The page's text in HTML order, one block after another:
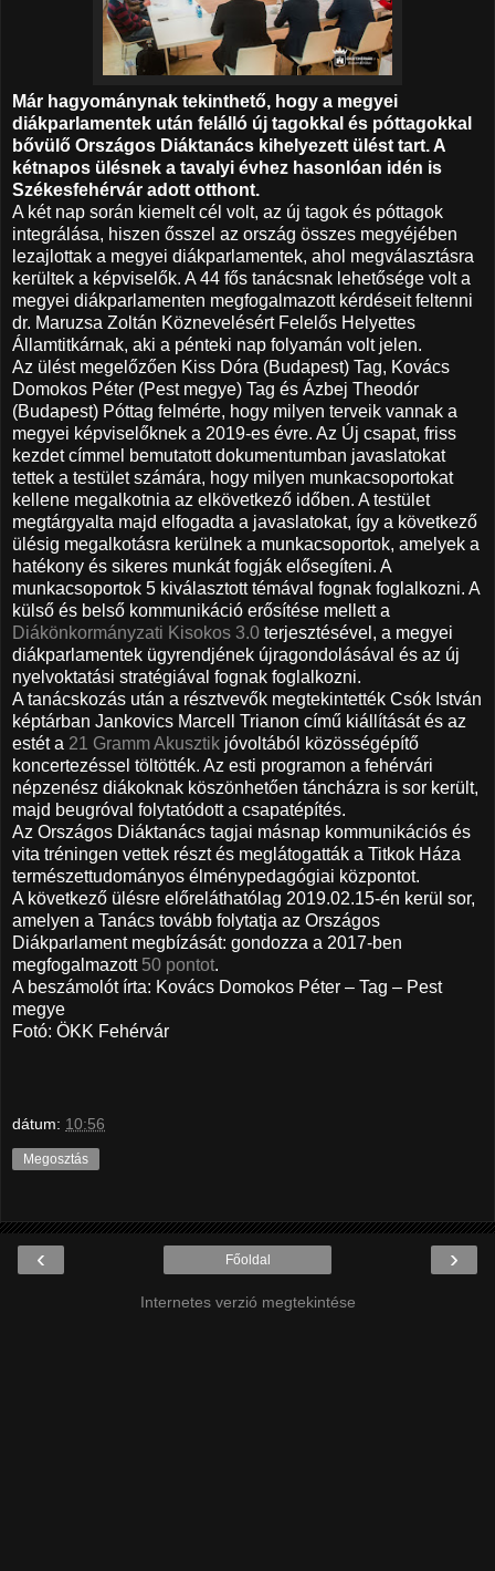
Már hagyománynak tekinthető, hogy a megyei
diákparlamentek után felálló új tagokkal és póttagokkal
bővülő Országos Diáktanács kihelyezett ülést tart. A
kétnapos ülésnek a tavalyi évhez hasonlóan idén is
Székesfehérvár adott otthont.
A két nap során kiemelt cél volt, az új tagok és póttagok
integrálása, hiszen ősszel az ország összes megyéjében
lezajlottak a megyei diákparlamentek, ahol megválasztásra
kerültek a képviselők. A 44 fős tanácsnak lehetősége volt a
megyei diákparlamenten megfogalmazott kérdéseit feltenni
dr. Maruzsa Zoltán Köznevelésért Felelős Helyettes
Államtitkárnak, aki a pénteki nap folyamán volt jelen.
Az ülést megelőzően Kiss Dóra (Budapest) Tag, Kovács
Domokos Péter (Pest megye) Tag és Ázbej Theodór
(Budapest) Póttag felmérte, hogy milyen terveik vannak a
megyei képviselőknek a 2019-es évre. Az Új csapat, friss
kezdet címmel bemutatott dokumentumban javaslatokat
tettek a testület számára, hogy milyen munkacsoportokat
kellene megalkotnia az elkövetkező időben. A testület
megtárgyalta majd elfogadta a javaslatokat, így a következő
ülésig megalkotásra kerülnek a munkacsoportok, amelyek a
hatékony és sikeres munkát fogják elősegíteni. A
munkacsoportok 5 kiválasztott témával fognak foglalkozni. A
külső és belső kommunikáció erősítése mellett a
Diákönkormányzati Kisokos 3.0 terjesztésével, a megyei
diákparlamentek ügyrendjének újragondolásával és az új
nyelvoktatási stratégiával fognak foglalkozni.
A tanácskozás után a résztvevők megtekintették Csók István
képtárban Jankovics Marcell Trianon című kiállítását és az
estét a 21 Gramm Akusztik jóvoltából közösségépítő
koncertezéssel töltötték. Az esti programon a fehérvári
népzenész diákoknak köszönhetően táncházra is sor került,
majd beugróval folytatódott a csapatépítés.
Az Országos Diáktanács tagjai másnap kommunikációs és
vita tréningen vettek részt és meglátogatták a Titkok Háza
természettudományos élménypedagógiai központot.
A következő ülésre előreláthatólag 2019.02.15-én kerül sor,
amelyen a Tanács tovább folytatja az Országos
Diákparlament megbízását: gondozza a 2017-ben
megfogalmazott 50 pontot.
A beszámolót írta: Kovács Domokos Péter – Tag – Pest
megye
Fotó: ÖKK Fehérvár
dátum: 10:56
Megosztás
‹ ›
Főoldal
Internetes verzió megtekintése